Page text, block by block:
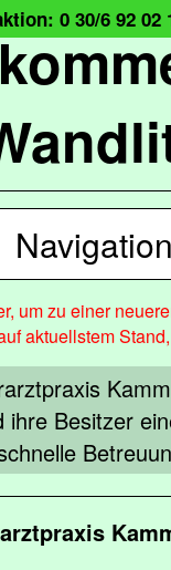
0 30/6 92 02
Navigation
um zu einer
aktuellstem
ihre Besitzer